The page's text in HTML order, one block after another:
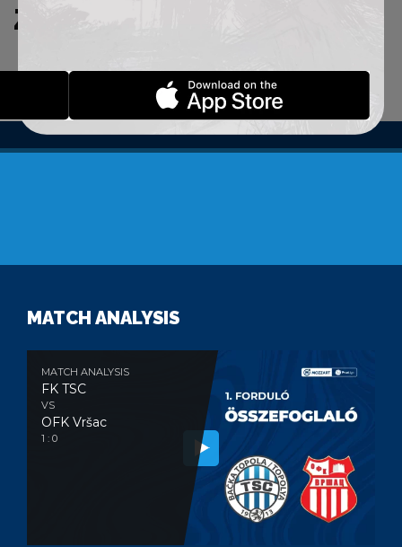
ZADATE KRITERIJUME.
MATCH ANALYSIS
MATCH ANALYSIS
FK TSC
VS
OFK Vršac
1 : 0